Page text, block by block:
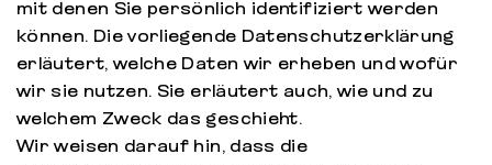
mit denen Sie persönlich identifiziert werden
können. Die vorliegende Datenschutzerklärung
erläutert, welche Daten wir erheben und wofür
wir sie nutzen. Sie erläutert auch, wie und zu
welchem Zweck das geschieht.
Wir weisen darauf hin, dass die